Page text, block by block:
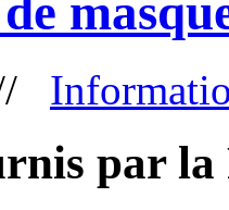
par la